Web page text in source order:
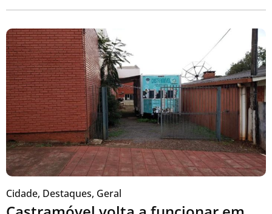
Cidade, Destaques, Geral